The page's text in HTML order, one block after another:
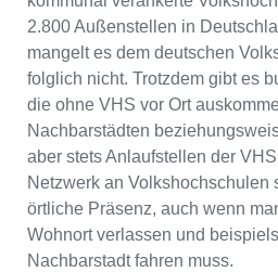
2.800 Außenstellen in
mangelt es dem deutschen
folglich nicht. Trotzdem gibt es
die ohne VHS vor Ort
Nachbarstädten
aber stets Anlaufstellen der
Netzwerk an Volkshochschulen
örtliche Präsenz, auch wenn
Wohnort verlassen und
Nachbarstadt fahren muss.